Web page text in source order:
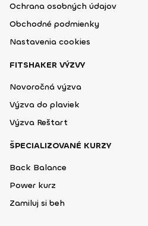
Ochrana osobných údajov
Obchodné podmienky
Nastavenia cookies
FITSHAKER VÝZVY
Novoročná výzva
Výzva do plaviek
Výzva Reštart
ŠPECIALIZOVANÉ KURZY
Back Balance
Power kurz
Zamiluj si beh